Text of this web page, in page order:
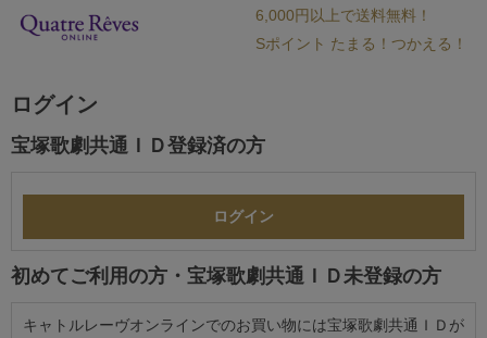
6,000円以上で送料無料！
Sポイント たまる！つかえる！
ログイン
宝塚歌劇共通ＩＤ登録済の方
初めてご利用の方・宝塚歌劇共通ＩＤ未登録の方
キャトルレーヴオンラインでのお買い物には宝塚歌劇共通ＩＤが